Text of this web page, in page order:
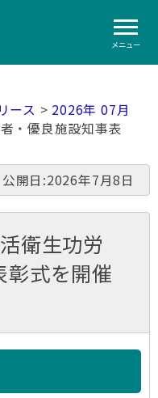
メニュー
ース > 2026年 07月
・優良施設知事表
開日:2026年7月8日
衛生功労
彰式を開催